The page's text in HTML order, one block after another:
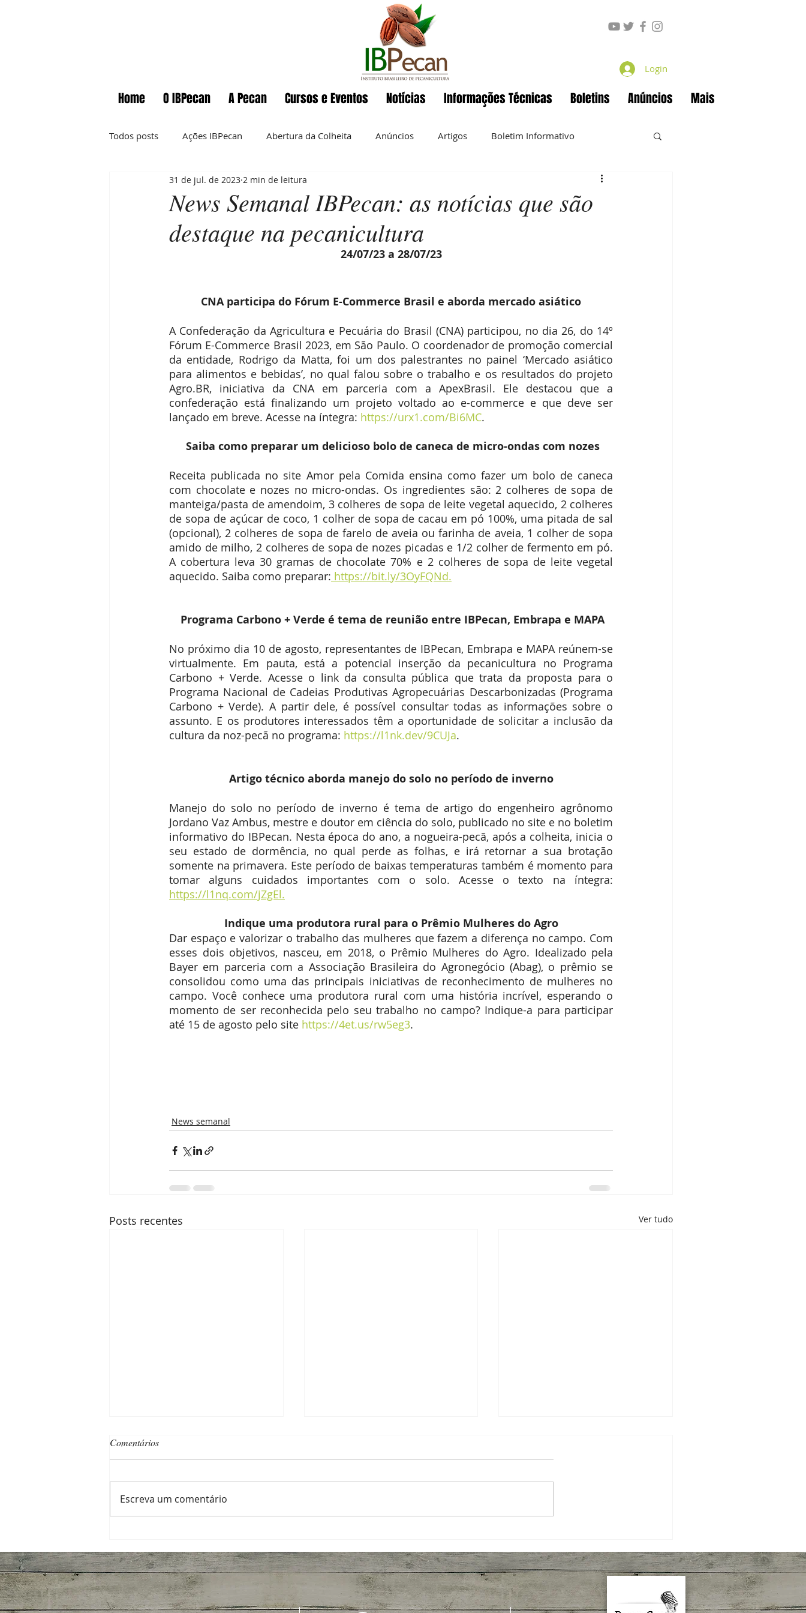
Login
Home O IBPecan A Pecan Cursos e Eventos Notícias Informações Técnicas Boletins Anúncios Mais
Todos posts Ações IBPecan Abertura da Colheita Anúncios Artigos Boletim Informativo
Comunicados Cursos Eventos
Informações técnicas News semanal Noz-pecan Notícias
Revista Brasil Pecan
News Semanal IBPecan: as notícias que são
destaque na pecanicultura
31 de jul. de 2023 2 min de leitura
24/07/23 a 28/07/23
CNA participa do Fórum E-Commerce Brasil e aborda mercado asiático
A Confederação da Agricultura e Pecuária do Brasil (CNA) participou, no dia 26, do 14º
Fórum E-Commerce Brasil 2023, em São Paulo. O coordenador de promoção comercial
da entidade, Rodrigo da Matta, foi um dos palestrantes no painel ‘Mercado asiático
para alimentos e bebidas’, no qual falou sobre o trabalho e os resultados do projeto
Agro.BR, iniciativa da CNA em parceria com a ApexBrasil. Ele destacou que a
confederação está finalizando um projeto voltado ao e-commerce e que deve ser
lançado em breve. Acesse na íntegra: https://urx1.com/Bi6MC.
Saiba como preparar um delicioso bolo de caneca de micro-ondas com nozes
Receita publicada no site Amor pela Comida ensina como fazer um bolo de caneca
com chocolate e nozes no micro-ondas. Os ingredientes são: 2 colheres de sopa de
manteiga/pasta de amendoim, 3 colheres de sopa de leite vegetal aquecido, 2 colheres
de sopa de açúcar de coco, 1 colher de sopa de cacau em pó 100%, uma pitada de sal
(opcional), 2 colheres de sopa de farelo de aveia ou farinha de aveia, 1 colher de sopa
amido de milho, 2 colheres de sopa de nozes picadas e 1/2 colher de fermento em pó.
A cobertura leva 30 gramas de chocolate 70% e 2 colheres de sopa de leite vegetal
aquecido. Saiba como preparar: https://bit.ly/3OyFQNd.
Programa Carbono + Verde é tema de reunião entre IBPecan, Embrapa e MAPA
No próximo dia 10 de agosto, representantes de IBPecan, Embrapa e MAPA reúnem-se
virtualmente. Em pauta, está a potencial inserção da pecanicultura no Programa
Carbono + Verde. Acesse o link da consulta pública que trata da proposta para o
Programa Nacional de Cadeias Produtivas Agropecuárias Descarbonizadas (Programa
Carbono + Verde). A partir dele, é possível consultar todas as informações sobre o
assunto. E os produtores interessados têm a oportunidade de solicitar a inclusão da
cultura da noz-pecã no programa: https://l1nk.dev/9CUJa.
Artigo técnico aborda manejo do solo no período de inverno
Manejo do solo no período de inverno é tema de artigo do engenheiro agrônomo
Jordano Vaz Ambus, mestre e doutor em ciência do solo, publicado no site e no boletim
informativo do IBPecan. Nesta época do ano, a nogueira-pecã, após a colheita, inicia o
seu estado de dormência, no qual perde as folhas, e irá retornar a sua brotação
somente na primavera. Este período de baixas temperaturas também é momento para
https://l1nq.com/jZgEl.
Indique uma produtora rural para o Prêmio Mulheres do Agro
Dar espaço e valorizar o trabalho das mulheres que fazem a diferença no campo. Com
esses dois objetivos, nasceu, em 2018, o Prêmio Mulheres do Agro. Idealizado pela
Bayer em parceria com a Associação Brasileira do Agronegócio (Abag), o prêmio se
consolidou como uma das principais iniciativas de reconhecimento de mulheres no
campo. Você conhece uma produtora rural com uma história incrível, esperando o
momento de ser reconhecida pelo seu trabalho no campo? Indique-a para participar
até 15 de agosto pelo site https://4et.us/rw5eg3.
News semanal
Posts recentes Ver tudo
“noz” também!
noz-pecã é tão importante para
o setor?
Comentários
Escreva um comentário